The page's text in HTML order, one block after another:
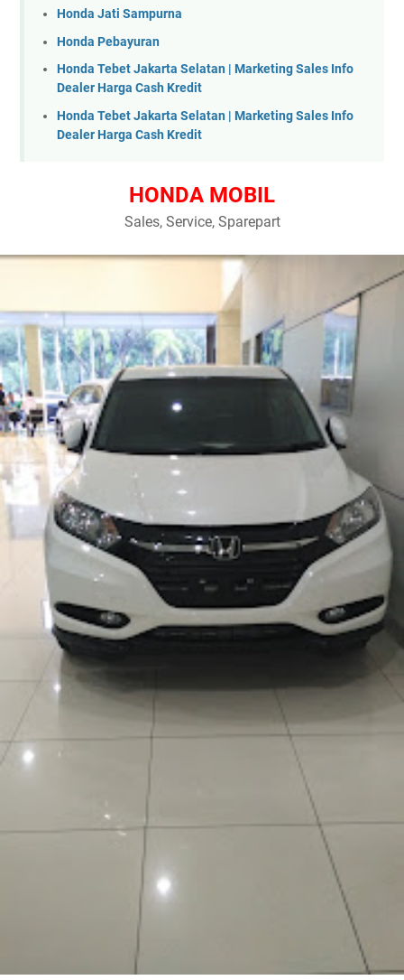
Honda Jati Sampurna
Honda Pebayuran
Honda Tebet Jakarta Selatan | Marketing Sales Info
Dealer Harga Cash Kredit
Honda Tebet Jakarta Selatan | Marketing Sales Info
Dealer Harga Cash Kredit
HONDA MOBIL
Sales, Service, Sparepart